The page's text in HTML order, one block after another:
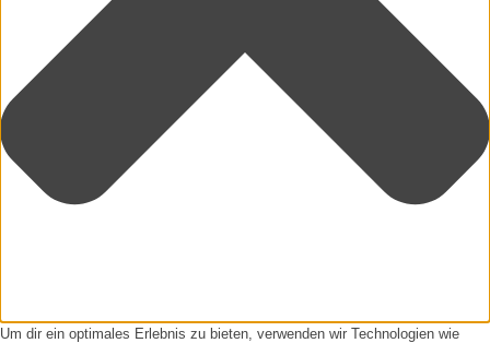
Um dir ein optimales Erlebnis zu bieten, verwenden wir Technologien wie